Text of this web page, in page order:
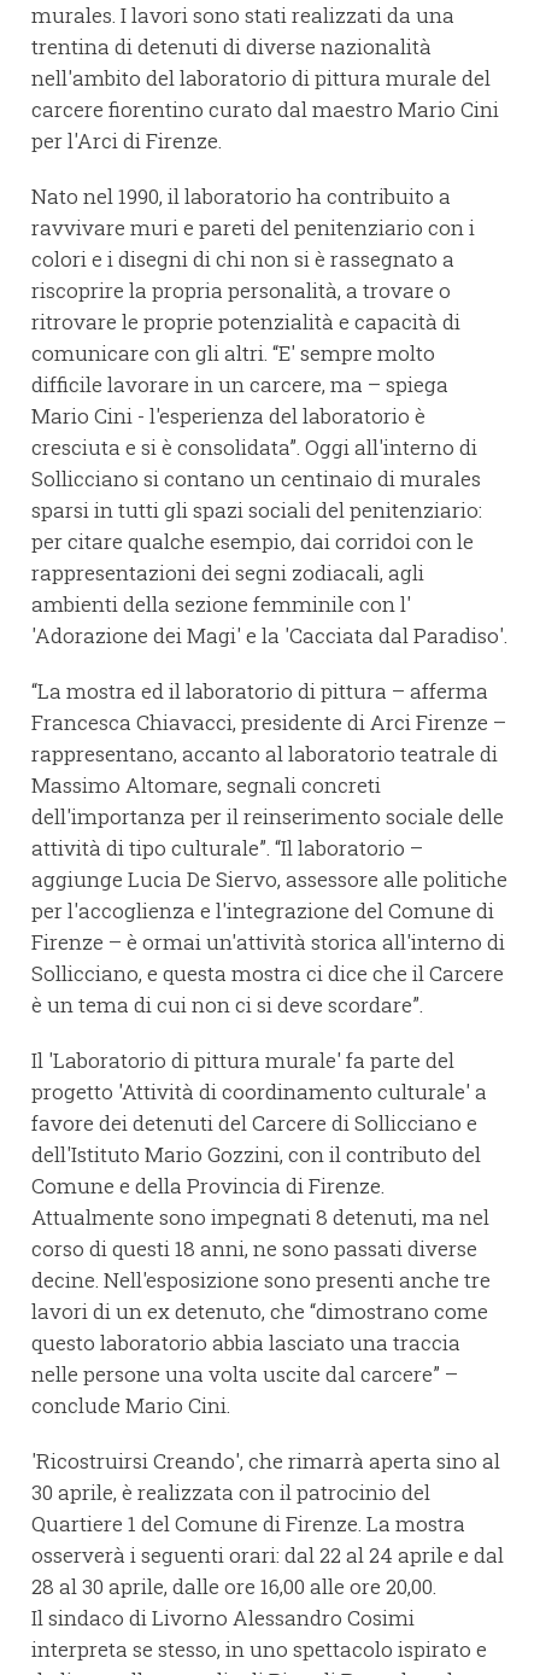
murales. I lavori sono stati realizzati da una
trentina di detenuti di diverse nazionalità
nell'ambito del laboratorio di pittura murale del
carcere fiorentino curato dal maestro Mario Cini
per l'Arci di Firenze.
Nato nel 1990, il laboratorio ha contribuito a
ravvivare muri e pareti del penitenziario con i
colori e i disegni di chi non si è rassegnato a
riscoprire la propria personalità, a trovare o
ritrovare le proprie potenzialità e capacità di
comunicare con gli altri. “E' sempre molto
difficile lavorare in un carcere, ma – spiega
Mario Cini - l'esperienza del laboratorio è
cresciuta e si è consolidata”. Oggi all'interno di
Sollicciano si contano un centinaio di murales
sparsi in tutti gli spazi sociali del penitenziario:
per citare qualche esempio, dai corridoi con le
rappresentazioni dei segni zodiacali, agli
ambienti della sezione femminile con l'
'Adorazione dei Magi' e la 'Cacciata dal Paradiso'.
“La mostra ed il laboratorio di pittura – afferma
Francesca Chiavacci, presidente di Arci Firenze –
rappresentano, accanto al laboratorio teatrale di
Massimo Altomare, segnali concreti
dell'importanza per il reinserimento sociale delle
attività di tipo culturale”. “Il laboratorio –
aggiunge Lucia De Siervo, assessore alle politiche
per l'accoglienza e l'integrazione del Comune di
Firenze – è ormai un'attività storica all'interno di
Sollicciano, e questa mostra ci dice che il Carcere
è un tema di cui non ci si deve scordare”.
Il 'Laboratorio di pittura murale' fa parte del
progetto 'Attività di coordinamento culturale' a
favore dei detenuti del Carcere di Sollicciano e
dell'Istituto Mario Gozzini, con il contributo del
Comune e della Provincia di Firenze.
Attualmente sono impegnati 8 detenuti, ma nel
corso di questi 18 anni, ne sono passati diverse
decine. Nell'esposizione sono presenti anche tre
lavori di un ex detenuto, che “dimostrano come
questo laboratorio abbia lasciato una traccia
nelle persone una volta uscite dal carcere” –
conclude Mario Cini.
'Ricostruirsi Creando', che rimarrà aperta sino al
30 aprile, è realizzata con il patrocinio del
Quartiere 1 del Comune di Firenze. La mostra
osserverà i seguenti orari: dal 22 al 24 aprile e dal
28 al 30 aprile, dalle ore 16,00 alle ore 20,00.
Il sindaco di Livorno Alessandro Cosimi
interpreta se stesso, in uno spettacolo ispirato e